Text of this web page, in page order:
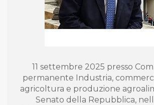
11 settembre 2025 presso
permanente Industria,
agricoltura e produzione
Senato della Repubblica,